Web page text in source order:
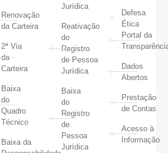
Renovação
da Carteira
2ª Via
da
Carteira
Baixa
do
Quadro
Técnico
Baixa da
Jurídica
Reativação
do
Registro
de Pessoa
Jurídica
Baixa
do
Registro
de
Pessoa
Jurídica
Defesa
Ética
Portal da
Dados
Abertos
Prestação
de Contas
Acesso à
Informação